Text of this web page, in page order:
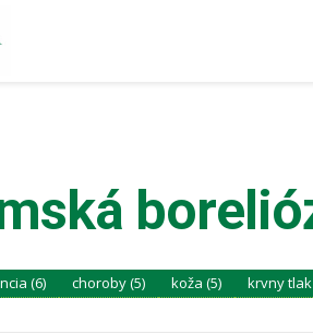
(6) choroby (5) koža (5) krvny tlak